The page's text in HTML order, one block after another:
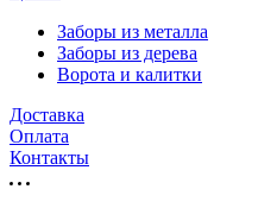
Заборы из металла
Заборы из дерева
Ворота и калитки
Доставка
Оплата
Контакты